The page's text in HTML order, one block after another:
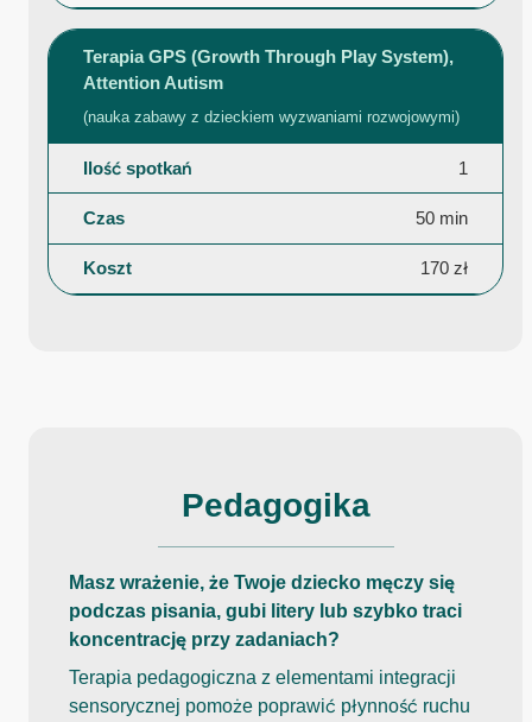
Terapia GPS (Growth Through Play System),
Attention Autism
(nauka zabawy z dzieckiem wyzwaniami rozwojowymi)
1
50 min
170 zł
Pedagogika
Masz wrażenie, że Twoje dziecko męczy się
podczas pisania, gubi litery lub szybko traci
koncentrację przy zadaniach?
Terapia pedagogiczna z elementami integracji
sensorycznej pomoże poprawić płynność ruchu